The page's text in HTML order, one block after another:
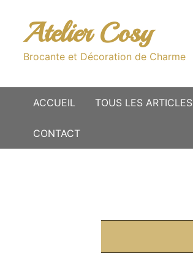
contenuAtelier Cosy
Brocante et Décoration de Charme
ACCUEIL TOUS LES ARTICLES
CONTACT